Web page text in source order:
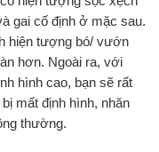
gai cố định ở mặc sau.
hiện tượng bó/ vướn
hơn. Ngoài ra, với
hình cao, bạn sẽ rất
mất định hình, nhăn
thường.